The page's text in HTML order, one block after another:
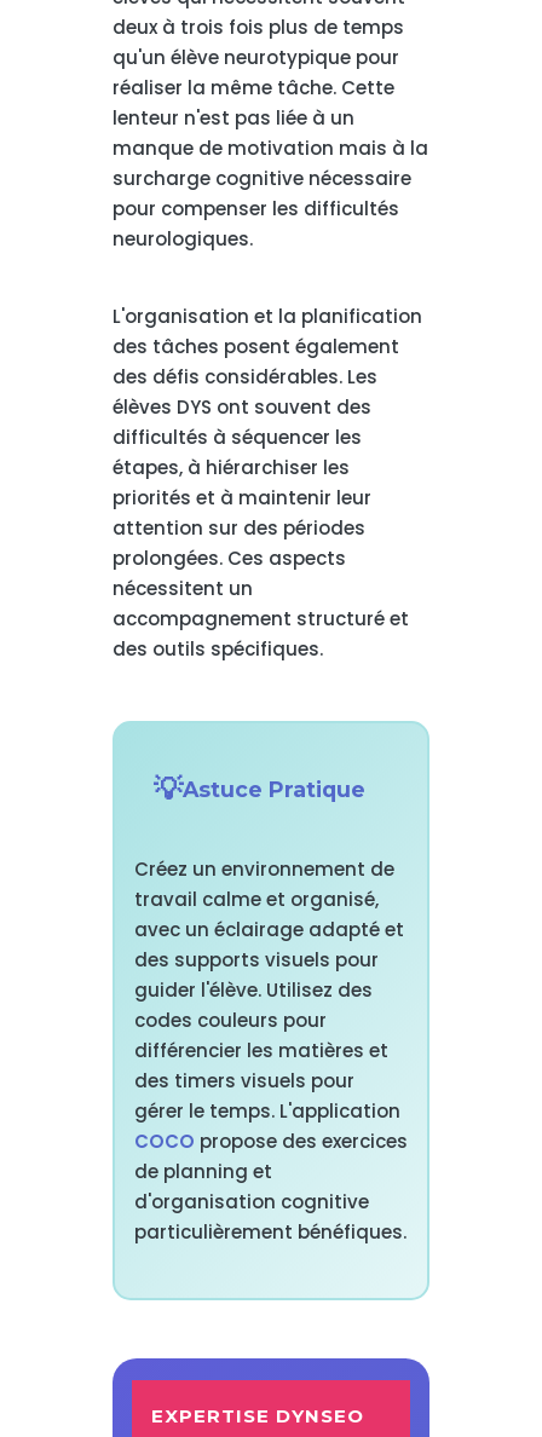
deux à trois fois plus de temps
qu'un élève neurotypique pour
réaliser la même tâche. Cette
lenteur n'est pas liée à un
manque de motivation mais à la
surcharge cognitive nécessaire
pour compenser les difficultés
neurologiques.
L'organisation et la planification
des tâches posent également
des défis considérables. Les
élèves DYS ont souvent des
difficultés à séquencer les
étapes, à hiérarchiser les
priorités et à maintenir leur
attention sur des périodes
prolongées. Ces aspects
nécessitent un
accompagnement structuré et
des outils spécifiques.
Astuce Pratique
Créez un environnement de
travail calme et organisé,
avec un éclairage adapté et
des supports visuels pour
guider l'élève. Utilisez des
codes couleurs pour
différencier les matières et
des timers visuels pour
gérer le temps. L'application
COCO propose des exercices
de planning et
d'organisation cognitive
particulièrement bénéfiques.
EXPERTISE DYNSEO